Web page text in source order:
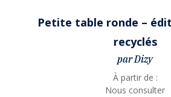
Petite table ronde –
recyclés
par Dizy
À partir de :
Nous consulter